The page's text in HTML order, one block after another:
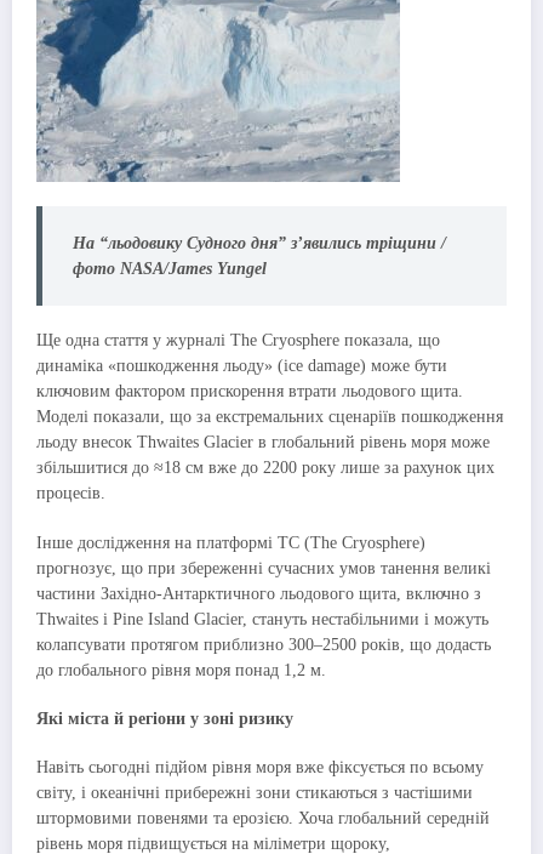
На “льодовику Судного дня” з’явились тріщини /
фото NASA/James Yungel
Ще одна стаття у журналі The Cryosphere показала, що
динаміка «пошкодження льоду» (ice damage) може бути
ключовим фактором прискорення втрати льодового щита.
Моделі показали, що за екстремальних сценаріїв пошкодження
льоду внесок Thwaites Glacier в глобальний рівень моря може
збільшитися до ≈18 см вже до 2200 року лише за рахунок цих
процесів.
Інше дослідження на платформі TC (The Cryosphere)
прогнозує, що при збереженні сучасних умов танення великі
частини Західно-Антарктичного льодового щита, включно з
Thwaites і Pine Island Glacier, стануть нестабільними і можуть
колапсувати протягом приблизно 300–2500 років, що додасть
до глобального рівня моря понад 1,2 м.
Які міста й регіони у зоні ризику
Навіть сьогодні підйом рівня моря вже фіксується по всьому
світу, і океанічні прибережні зони стикаються з частішими
штормовими повенями та ерозією. Хоча глобальний середній
рівень моря підвищується на міліметри щороку,